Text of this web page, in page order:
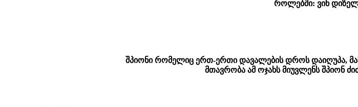
როლებში: ვინ
შპიონი რომელიც ერთ-ერთი დავალების დროს დაიღუპა,
მთავრობა ამ ოჯახს მიუვლენს შპიონ